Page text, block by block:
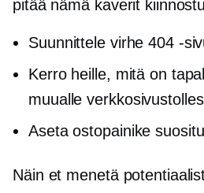
pitää nämä kaverit
Suunnittele virhe 404 -
Kerro heille, mitä on
muualle
Aseta ostopainike
Näin et menetä